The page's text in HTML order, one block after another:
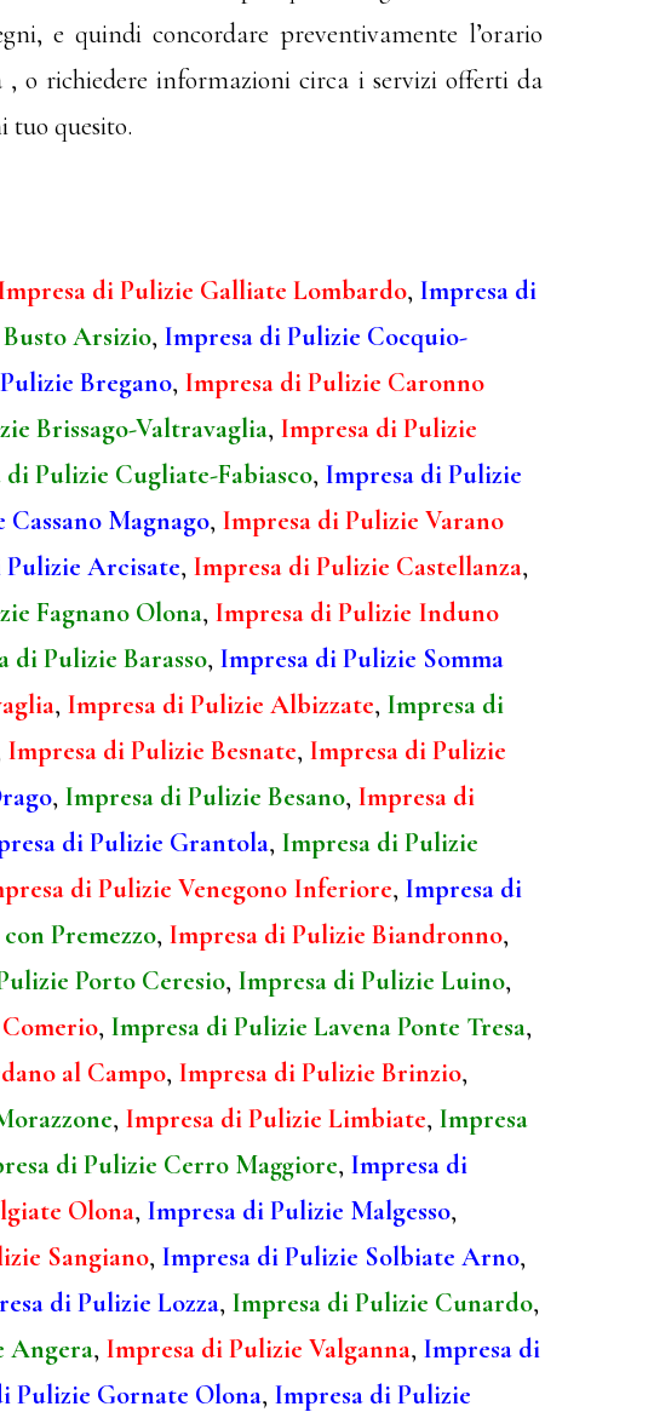
e quindi concordare preventivamente l’orario
, o richiedere informazioni circa i servizi offerti da
tuo quesito.
di Pulizie Galliate Lombardo, Impresa di
Arsizio, Impresa di Pulizie Cocquio-
Bregano, Impresa di Pulizie Caronno
Brissago-Valtravaglia, Impresa di Pulizie
di Pulizie Cugliate-Fabiasco, Impresa di Pulizie
Magnago, Impresa di Pulizie Varano
Pulizie Arcisate, Impresa di Pulizie Castellanza,
Fagnano Olona, Impresa di Pulizie Induno
di Pulizie Barasso, Impresa di Pulizie Somma
, Impresa di Pulizie Albizzate, Impresa di
Impresa di Pulizie Besnate, Impresa di Pulizie
, Impresa di Pulizie Besano, Impresa di
di Pulizie Grantola, Impresa di Pulizie
di Pulizie Venegono Inferiore, Impresa di
Premezzo, Impresa di Pulizie Biandronno,
Porto Ceresio, Impresa di Pulizie Luino,
, Impresa di Pulizie Lavena Ponte Tresa,
al Campo, Impresa di Pulizie Brinzio,
, Impresa di Pulizie Limbiate, Impresa
di Pulizie Cerro Maggiore, Impresa di
Olona, Impresa di Pulizie Malgesso,
Sangiano, Impresa di Pulizie Solbiate Arno,
di Pulizie Lozza, Impresa di Pulizie Cunardo,
Angera, Impresa di Pulizie Valganna, Impresa di
Pulizie Gornate Olona, Impresa di Pulizie